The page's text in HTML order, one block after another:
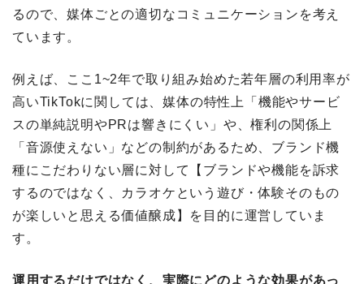
るので、媒体ごとの適切なコミュニケーションを考え
ています。
例えば、ここ1~2年で取り組み始めた若年層の利用率が
高いTikTokに関しては、媒体の特性上「機能やサービ
スの単純説明やPRは響きにくい」や、権利の関係上
「音源使えない」などの制約があるため、ブランド機
種にこだわりない層に対して【ブランドや機能を訴求
するのではなく、カラオケという遊び・体験そのもの
が楽しいと思える価値醸成】を目的に運営していま
す。
運用するだけではなく、実際にどのような効果があっ